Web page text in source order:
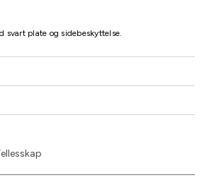
svart plate og sidebeskyttelse.